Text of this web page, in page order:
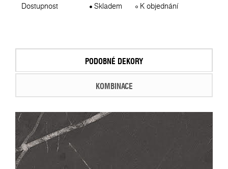
Dostupnost Skladem K objednání
PODOBNÉ DEKORY
KOMBINACE